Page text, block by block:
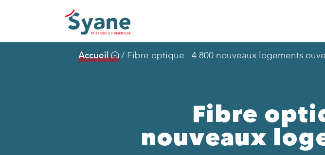
Accueil / Fibre optique : 4 800 nouveaux logements
Fibre
nouveaux